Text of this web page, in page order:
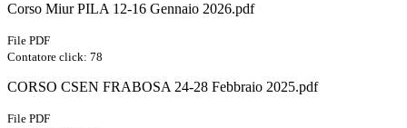
Corso Miur PILA 12-16 Gennaio 2026.pdf
File PDF
Contatore click: 78
CORSO CSEN FRABOSA 24-28 Febbraio 2025.pdf
File PDF